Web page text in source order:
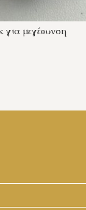
για μεγέθυνση